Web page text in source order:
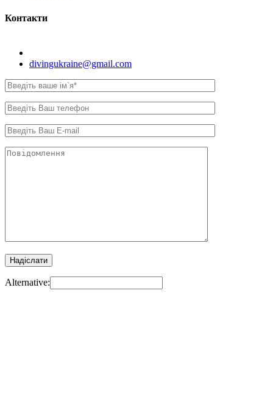
Контакти
divingukraine@gmail.com
Alternative: